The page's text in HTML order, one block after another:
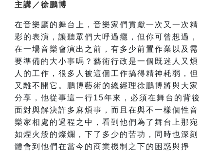
主講／徐鵬博
在音樂廳的舞台上，音樂家們貢獻一次又一次精
彩的表演，讓聽眾們大呼過癮，但你可曾想過，
在一場音樂會演出之前，有多少前置作業以及需
要準備的大小事嗎？藝術行政是一個既迷人又煩
人的工作，很多人被這個工作搞得精神耗弱，但
又離不開它。鵬博藝術的總經理徐鵬博將與大家
分享，他從事這一行15年來，必須在舞台的背後
面對與解決許多麻煩事，而且在與不一樣個性音
樂家相處的過程之中，看到他們為了舞台上那宛
如煙火般的燦爛，下了多少的苦功，同時也深刻
體會到他們在當今的商業機制之下的困惑與掙